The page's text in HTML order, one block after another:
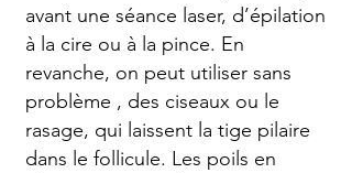
avant une séance laser, d’épilation
à la cire ou à la pince. En
revanche, on peut utiliser sans
problème , des ciseaux ou le
rasage, qui laissent la tige pilaire
dans le follicule. Les poils en